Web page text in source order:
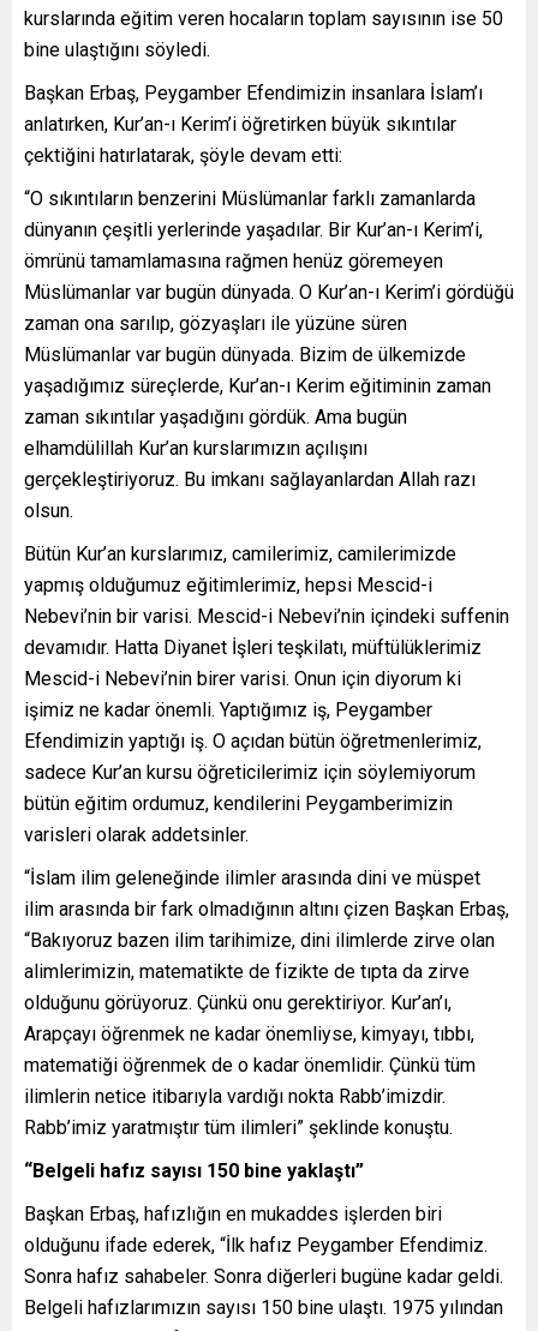
kurslarında eğitim veren hocaların toplam sayısının ise 50
bine ulaştığını söyledi.
Başkan Erbaş, Peygamber Efendimizin insanlara İslam’ı
anlatırken, Kur’an-ı Kerim’i öğretirken büyük sıkıntılar
çektiğini hatırlatarak, şöyle devam etti:
“O sıkıntıların benzerini Müslümanlar farklı zamanlarda
dünyanın çeşitli yerlerinde yaşadılar. Bir Kur’an-ı Kerim’i,
ömrünü tamamlamasına rağmen henüz göremeyen
Müslümanlar var bugün dünyada. O Kur’an-ı Kerim’i gördüğü
zaman ona sarılıp, gözyaşları ile yüzüne süren
Müslümanlar var bugün dünyada. Bizim de ülkemizde
yaşadığımız süreçlerde, Kur’an-ı Kerim eğitiminin zaman
zaman sıkıntılar yaşadığını gördük. Ama bugün
elhamdülillah Kur’an kurslarımızın açılışını
gerçekleştiriyoruz. Bu imkanı sağlayanlardan Allah razı
olsun.
Bütün Kur’an kurslarımız, camilerimiz, camilerimizde
yapmış olduğumuz eğitimlerimiz, hepsi Mescid-i
Nebevi’nin bir varisi. Mescid-i Nebevi’nin içindeki suffenin
devamıdır. Hatta Diyanet İşleri teşkilatı, müftülüklerimiz
Mescid-i Nebevi’nin birer varisi. Onun için diyorum ki
işimiz ne kadar önemli. Yaptığımız iş, Peygamber
Efendimizin yaptığı iş. O açıdan bütün öğretmenlerimiz,
sadece Kur’an kursu öğreticilerimiz için söylemiyorum
bütün eğitim ordumuz, kendilerini Peygamberimizin
varisleri olarak addetsinler.
“İslam ilim geleneğinde ilimler arasında dini ve müspet
ilim arasında bir fark olmadığının altını çizen Başkan Erbaş,
“Bakıyoruz bazen ilim tarihimize, dini ilimlerde zirve olan
alimlerimizin, matematikte de fizikte de tıpta da zirve
olduğunu görüyoruz. Çünkü onu gerektiriyor. Kur’an’ı,
Arapçayı öğrenmek ne kadar önemliyse, kimyayı, tıbbı,
matematiği öğrenmek de o kadar önemlidir. Çünkü tüm
ilimlerin netice itibarıyla vardığı nokta Rabb’imizdir.
Rabb’imiz yaratmıştır tüm ilimleri” şeklinde konuştu.
“Belgeli hafız sayısı 150 bine yaklaştı”
Başkan Erbaş, hafızlığın en mukaddes işlerden biri
olduğunu ifade ederek, “İlk hafız Peygamber Efendimiz.
Sonra hafız sahabeler. Sonra diğerleri bugüne kadar geldi.
Belgeli hafızlarımızın sayısı 150 bine ulaştı. 1975 yılından